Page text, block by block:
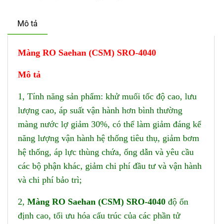
Mô tả
Màng RO Saehan (CSM) SRO-4040
Mô tả
1, Tính năng sản phẩm: khử muối tốc độ cao, lưu
lượng cao, áp suất vận hành hơn bình thường
màng nước lợ giảm 30%, có thể làm giảm đáng kể
năng lượng vận hành hệ thống tiêu thụ, giảm bơm
hệ thống, áp lực thùng chứa, ống dẫn và yêu cầu
các bộ phận khác, giảm chi phí đầu tư và vận hành
và chi phí bảo trì;
2, Màng RO Saehan (CSM) SRO-4040 độ ổn
định cao, tối ưu hóa cấu trúc của các phần tử